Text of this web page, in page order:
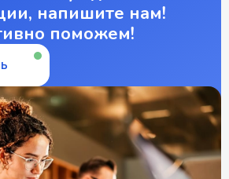
напишите нам!
поможем!